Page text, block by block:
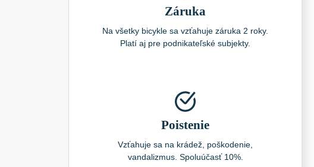
Záruka
Na všetky bicykle sa vzťahuje záruka 2 roky.
Platí aj pre podnikateľské subjekty.
Poistenie
Vzťahuje sa na krádež, poškodenie,
vandalizmus. Spoluúčasť 10%.